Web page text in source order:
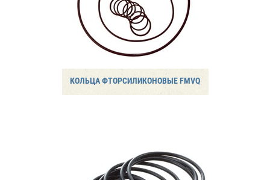
КОЛЬЦА ФТОРСИЛИКОНОВЫЕ FMVQ